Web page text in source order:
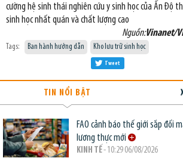
cường hệ sinh thái nghiên cứu y sinh học của Ấn Độ
sinh học nhất quán và chất lượng cao
Nguồn:Vinanet/
Tags: Ban hành hướng dẫn Kho lưu trữ sinh học
Tweet
TIN NỔI BẬT
FAO cảnh báo thế giới sắp đối
lương thực mới
KINH TẾ- 10:29 06/08/2026